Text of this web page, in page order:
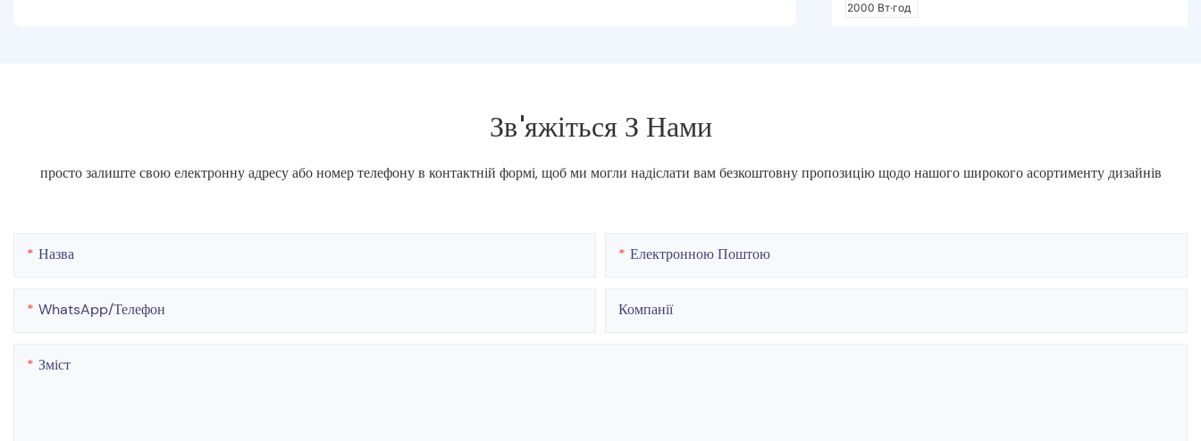
Зв'яжіться З Нами
просто залиште свою електронну адресу або номер телефону в контактній формі, щоб ми могли надіслати вам безкоштовну пропозицію щодо нашого широкого асортименту дизайнів
Назва Електронною Поштою
WhatsApp/телефон Компанії
Зміст